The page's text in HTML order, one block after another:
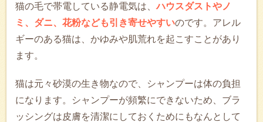
猫の毛で帯電している静電気は、ハウスダストやノ
ミ、ダニ、花粉なども引き寄せやすいのです。アレル
ギーのある猫は、かゆみや肌荒れを起こすことがあり
ます。
猫は元々砂漠の生き物なので、シャンプーは体の負担
になります。シャンプーが頻繁にできないため、ブラ
ッシングは皮膚を清潔にしておくためにもなんとして